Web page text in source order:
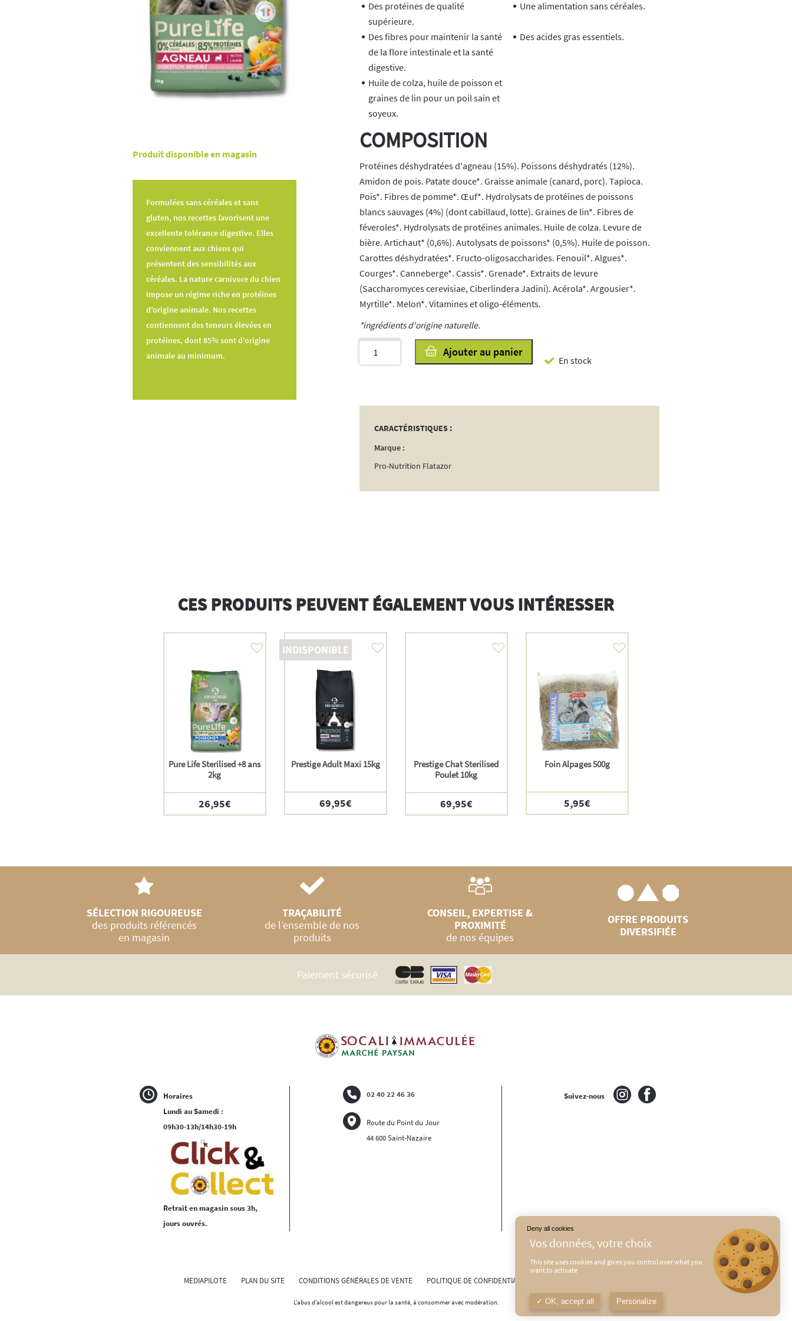
Produit disponible en magasin
Formulées sans céréales et sans
gluten, nos recettes favorisent une
excellente tolérance digestive. Elles
conviennent aux chiens qui
présentent des sensibilités aux
céréales. La nature carnivore du chien
impose un régime riche en protéines
d’origine animale. Nos recettes
contiennent des teneurs élevées en
protéines, dont 85% sont d’origine
animale au minimum.
Des protéines de qualité
supérieure.
Une alimentation sans céréales.
Des fibres pour maintenir la santé
de la flore intestinale et la santé
digestive.
Des acides gras essentiels.
Huile de colza, huile de poisson et
graines de lin pour un poil sain et
soyeux.
COMPOSITION
Protéines déshydratées d'agneau (15%). Poissons déshydratés (12%).
Amidon de pois. Patate douce*. Graisse animale (canard, porc). Tapioca.
Pois*. Fibres de pomme*. Œuf*. Hydrolysats de protéines de poissons
blancs sauvages (4%) (dont cabillaud, lotte). Graines de lin*. Fibres de
féveroles*. Hydrolysats de protéines animales. Huile de colza. Levure de
bière. Artichaut* (0,6%). Autolysats de poissons* (0,5%). Huile de poisson.
Carottes déshydratées*. Fructo-oligosaccharides. Fenouil*. Algues*.
Courges*. Canneberge*. Cassis*. Grenade*. Extraits de levure
(Saccharomyces cerevisiae, Ciberlindera Jadini). Acérola*. Argousier*.
Myrtille*. Melon*. Vitamines et oligo-éléments.
*ingrédients d'origine naturelle.
En stock
Chien
11kg
Ajouter au panier
CARACTÉRISTIQUES :
Marque :
Pro-Nutrition Flatazor
CES PRODUITS PEUVENT ÉGALEMENT VOUS INTÉRESSER
Pure Life Sterilised +8 ans
2kg
26,95€
INDISPONIBLE
Prestige Adult Maxi 15kg
69,95€
Prestige Chat Sterilised
Poulet 10kg
69,95€
Foin Alpages 500g
5,95€
SÉLECTION RIGOUREUSE
des produits référencés
en magasin
TRAÇABILITÉ
de l’ensemble de nos
produits
CONSEIL, EXPERTISE &
PROXIMITÉ
de nos équipes
OFFRE PRODUITS
DIVERSIFIÉE
Paiement sécurisé
Horaires
Lundi au Samedi :
09h30-13h/14h30-19h
Retrait en magasin sous 3h,
jours ouvrés.
02 40 22 46 36
Route du Point du Jour
44 600 Saint-Nazaire
Suivez-nous
MEDIAPILOTE PLAN DU SITE CONDITIONS GÉNÉRALES DE VENTE POLITIQUE DE CONFIDENTIALITÉ
L’abus d’alcool est dangereux pour la santé, à consommer avec modération.
This site uses cookies and gives you control over what you
want to activate
OK, accept all
Deny all cookies
Personalize